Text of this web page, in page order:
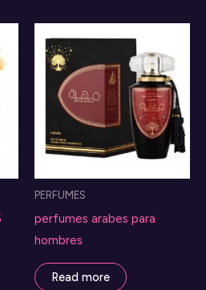
PERFUMES
perfumes arabes para
hombres
Read more